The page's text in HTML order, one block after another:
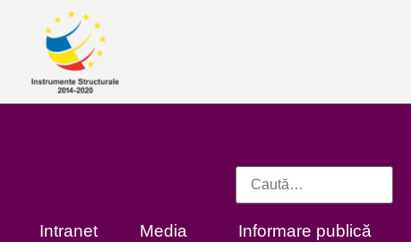
Intranet Media
Informare publică